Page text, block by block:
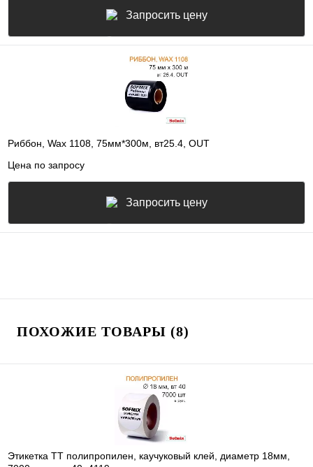
Запросить цену
Риббон, Wax 1108, 75мм*300м, вт25.4, OUT
Цена по запросу
Запросить цену
ПОХОЖИЕ ТОВАРЫ (8)
Этикетка ТТ полипропилен, каучуковый клей, диаметр 18мм,